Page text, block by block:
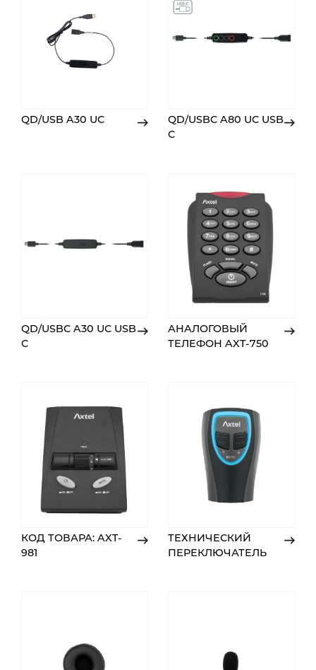
QD/USB A30 UC
QD/USBC A80 UC USB
C
QD/USBC A30 UC USB
C
АНАЛОГОВЫЙ
ТЕЛЕФОН AXT-750
КОД ТОВАРА: AXT-
981
ТЕХНИЧЕСКИЙ
ПЕРЕКЛЮЧАТЕЛЬ